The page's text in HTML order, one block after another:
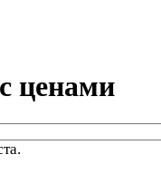
ценами